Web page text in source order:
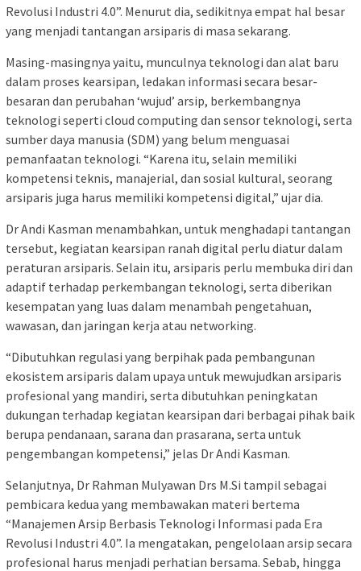
Revolusi Industri 4.0”. Menurut dia, sedikitnya empat hal besar
yang menjadi tantangan arsiparis di masa sekarang.
Masing-masingnya yaitu, munculnya teknologi dan alat baru
dalam proses kearsipan, ledakan informasi secara besar-
besaran dan perubahan ‘wujud’ arsip, berkembangnya
teknologi seperti cloud computing dan sensor teknologi, serta
sumber daya manusia (SDM) yang belum menguasai
pemanfaatan teknologi. “Karena itu, selain memiliki
kompetensi teknis, manajerial, dan sosial kultural, seorang
arsiparis juga harus memiliki kompetensi digital,” ujar dia.
Dr Andi Kasman menambahkan, untuk menghadapi tantangan
tersebut, kegiatan kearsipan ranah digital perlu diatur dalam
peraturan arsiparis. Selain itu, arsiparis perlu membuka diri dan
adaptif terhadap perkembangan teknologi, serta diberikan
kesempatan yang luas dalam menambah pengetahuan,
wawasan, dan jaringan kerja atau networking.
“Dibutuhkan regulasi yang berpihak pada pembangunan
ekosistem arsiparis dalam upaya untuk mewujudkan arsiparis
profesional yang mandiri, serta dibutuhkan peningkatan
dukungan terhadap kegiatan kearsipan dari berbagai pihak baik
berupa pendanaan, sarana dan prasarana, serta untuk
pengembangan kompetensi,” jelas Dr Andi Kasman.
Selanjutnya, Dr Rahman Mulyawan Drs M.Si tampil sebagai
pembicara kedua yang membawakan materi bertema
“Manajemen Arsip Berbasis Teknologi Informasi pada Era
Revolusi Industri 4.0”. Ia mengatakan, pengelolaan arsip secara
profesional harus menjadi perhatian bersama. Sebab, hingga